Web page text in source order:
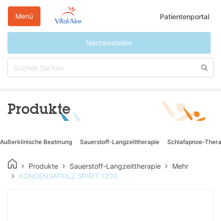
Patientenportal
Nachbestellen
Menü
Produkte
Außerklinische Beatmung Sauerstoff-Langzeittherapie Schlafapnoe-
Produkte Sauerstoff-Langzeittherapie
Mehr
KONDENSATFILZ SPIRIT 1200